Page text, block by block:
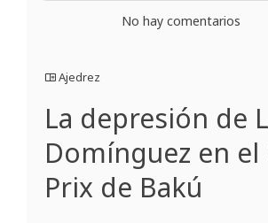
No hay comentarios
Ajedrez
La depresión de
Domínguez en el
Prix de Bakú